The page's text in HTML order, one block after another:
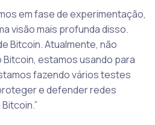
em fase de experimentação,
visão mais profunda disso.
Bitcoin. Atualmente, não
estamos usando para
fazendo vários testes
e defender redes